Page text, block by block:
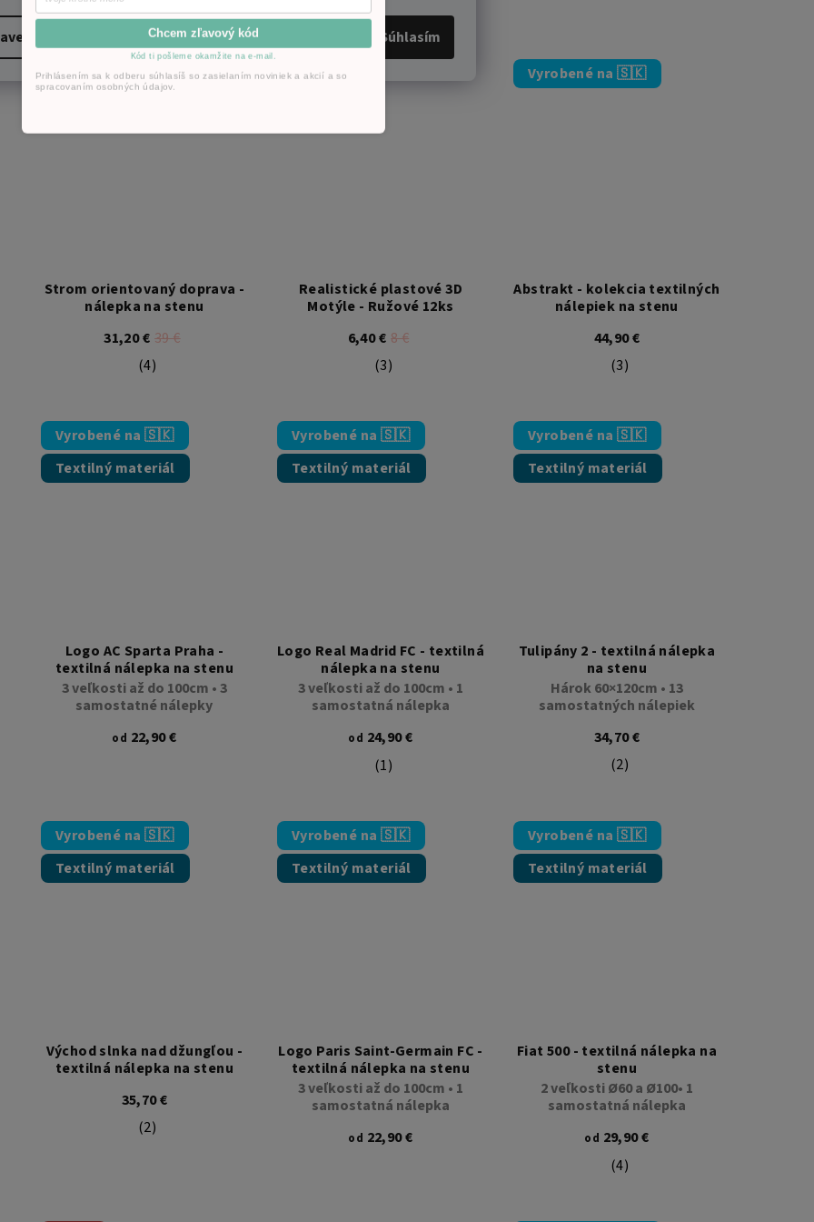
Súhlasím
Priemerné hodnotenie produktu je 5,0 z 5 hviezdičiek.
Strom orientovaný doprava -
nálepka na stenu
31,20 € 39 €
Priemerné hodnotenie produktu je 5,0 z 5 hviezdičiek.
(4)
Realistické plastové 3D
Motýle - Ružové 12ks
6,40 € 8 €
Priemerné hodnotenie produktu je 5,0 z 5 hviezdičiek.
(3)
Vyrobené na 🇸🇰
Abstrakt - kolekcia textilných
nálepiek na stenu
44,90 €
Priemerné hodnotenie
(3)
Vyrobené na 🇸🇰
Textilný materiál
Logo AC Sparta Praha -
textilná nálepka na stenu
3 veľkosti až do 100cm • 3
samostatné nálepky
od 22,90 €
Vyrobené na 🇸🇰
Textilný materiál
Logo Real Madrid FC - textilná
nálepka na stenu
3 veľkosti až do 100cm • 1
samostatná nálepka
od 24,90 €
Priemerné hodnotenie produktu je 5,0 z 5 hviezdičiek.
(1)
Vyrobené na 🇸🇰
Textilný materiál
Tulipány 2 - textilná nálepka
na stenu
Hárok 60×120cm • 13
samostatných nálepiek
34,70 €
Priemerné hodnotenie
(2)
Vyrobené na 🇸🇰
Textilný materiál
Východ slnka nad džungľou -
textilná nálepka na stenu
35,70 €
Priemerné hodnotenie produktu je 5,0 z 5 hviezdičiek.
(2)
Vyrobené na 🇸🇰
Textilný materiál
Logo Paris Saint-Germain FC -
textilná nálepka na stenu
3 veľkosti až do 100cm • 1
samostatná nálepka
od 22,90 €
Vyrobené na 🇸🇰
Textilný materiál
Fiat 500 - textilná nálepka na
stenu
2 veľkosti Ø60 a Ø100• 1
samostatná nálepka
od 29,90 €
Priemerné hodnotenie
(4)
Chcem zľavový kód
Kód ti pošleme okamžite na e-mail.
Prihlásením sa k odberu súhlasíš so zasielaním noviniek a akcií a so
spracovaním osobných údajov.